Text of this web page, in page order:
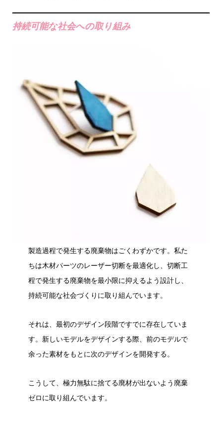
持続可能な社会への取り組み
製造過程で発生する廃棄物はごくわずかです。私た
ちは木材パーツのレーザー切断を最適化し、切断工
程で発生する廃棄物を最小限に抑えるよう設計し、
持続可能な社会づくりに取り組んでいます。
それは、最初のデザイン段階ですでに存在していま
す。新しいモデルをデザインする際、前のモデルで
余った素材をもとに次のデザインを開発する。
こうして、極力無駄に捨てる廃材が出ないよう廃棄
ゼロに取り組んでいます。